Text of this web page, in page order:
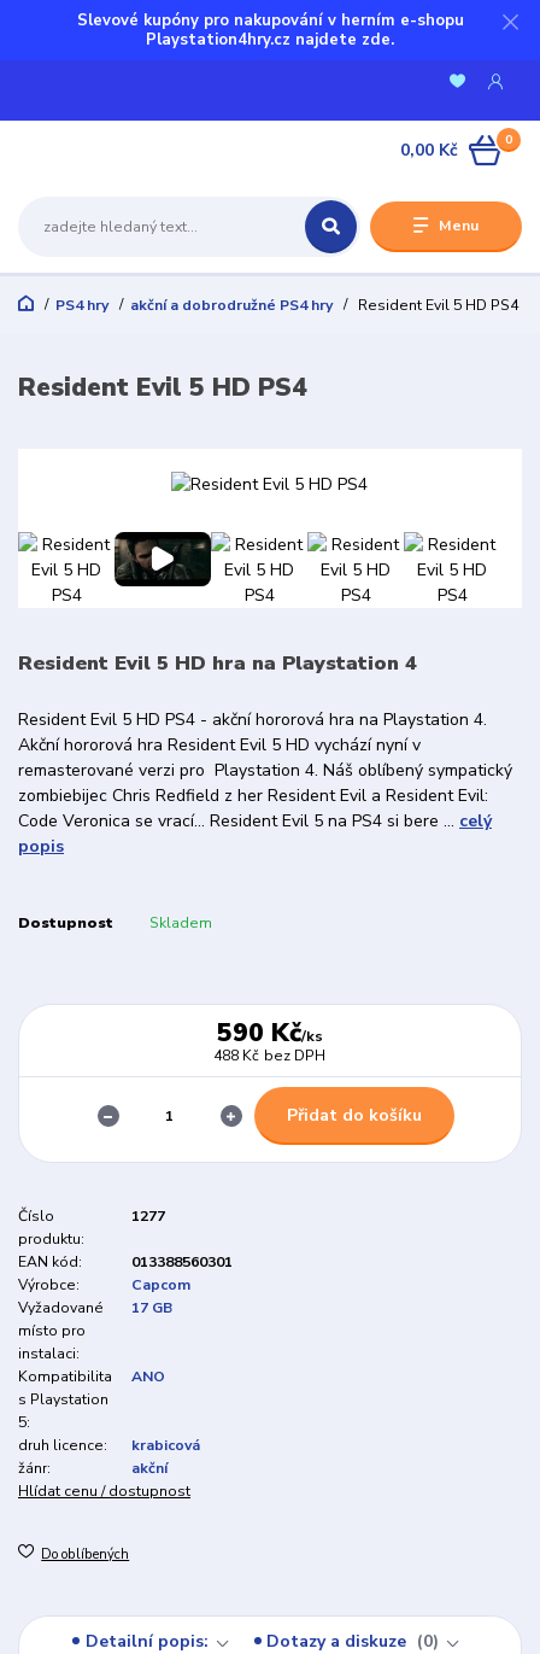
Slevové kupóny pro nakupování v herním e-shopu
Playstation4hry.cz najdete zde.
Menu
0
0,00 Kč
PS4 hry akční a dobrodružné PS4 hry Resident Evil 5 HD PS4
Resident Evil 5 HD PS4
Resident Evil 5 HD hra na Playstation 4
Resident Evil 5 HD PS4 - akční hororová hra na Playstation 4.
Akční hororová hra Resident Evil 5 HD vychází nyní v
remasterované verzi pro Playstation 4. Náš oblíbený sympatický
zombiebijec Chris Redfield z her Resident Evil a Resident Evil:
Code Veronica se vrací... Resident Evil 5 na PS4 si bere ... celý
popis
Dostupnost Skladem
590 Kč/ks
488 Kč bez DPH
Přidat do košíku
Číslo
produktu:
1277
EAN kód:
013388560301
Výrobce:
Capcom
Vyžadované
místo pro
instalaci:
17 GB
Kompatibilita
s Playstation
5:
ANO
druh licence:
krabicová
žánr:
akční
Hlídat cenu / dostupnost
Do oblíbených
Detailní popis: Dotazy a diskuze
0